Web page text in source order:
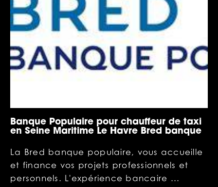
Banque Populaire pour chauffeur de taxi
en Seine Maritime Le Havre Bred banque
La Bred banque populaire, vous accueille
et finance vos projets professionnels et
personnels. L'expérience bancaire ...